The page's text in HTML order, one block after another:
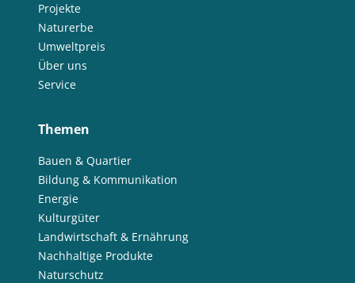
Projekte
Naturerbe
Umweltpreis
Über uns
Service
Themen
Bauen & Quartier
Bildung & Kommunikation
Energie
Kulturgüter
Landwirtschaft & Ernährung
Nachhaltige Produkte
Naturschutz